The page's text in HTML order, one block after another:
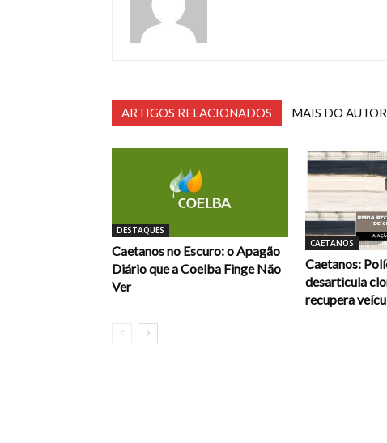
ARTIGOS RELACIONADOS MAIS DO AUTOR
DESTAQUES
Caetanos no Escuro: o Apagão
Diário que a Coelba Finge Não
Ver
CAETANOS
Caetanos:
desarticula
recupera